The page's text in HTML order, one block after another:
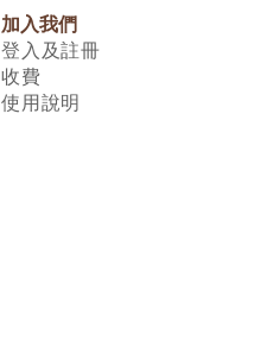
加入我們
登入及註冊
收費
使用說明